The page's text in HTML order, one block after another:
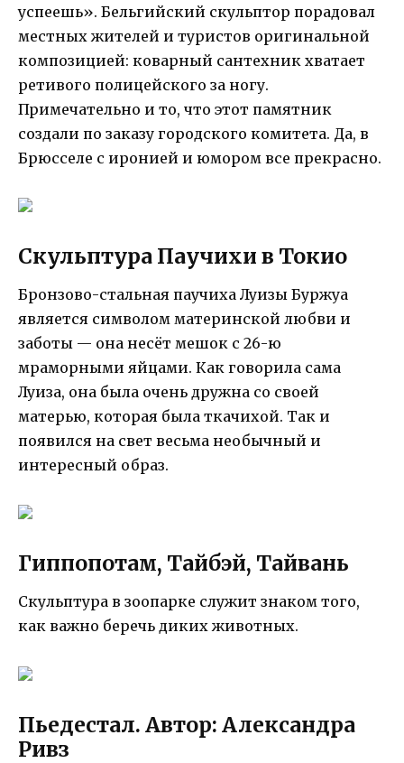
успеешь». Бельгийский скульптор порадовал
местных жителей и туристов оригинальной
композицией: коварный сантехник хватает
ретивого полицейского за ногу.
Примечательно и то, что этот памятник
создали по заказу городского комитета. Да, в
Брюсселе с иронией и юмором все прекрасно.
Скульптура Паучихи в Токио
Бронзово-стальная паучиха Луизы Буржуа
является символом материнской любви и
заботы — она несёт мешок с 26-ю
мраморными яйцами. Как говорила сама
Луиза, она была очень дружна со своей
матерью, которая была ткачихой. Так и
появился на свет весьма необычный и
интересный образ.
Гиппопотам, Тайбэй, Тайвань
Скульптура в зоопарке служит знаком того,
как важно беречь диких животных.
Пьедестал. Автор: Александра
Ривз